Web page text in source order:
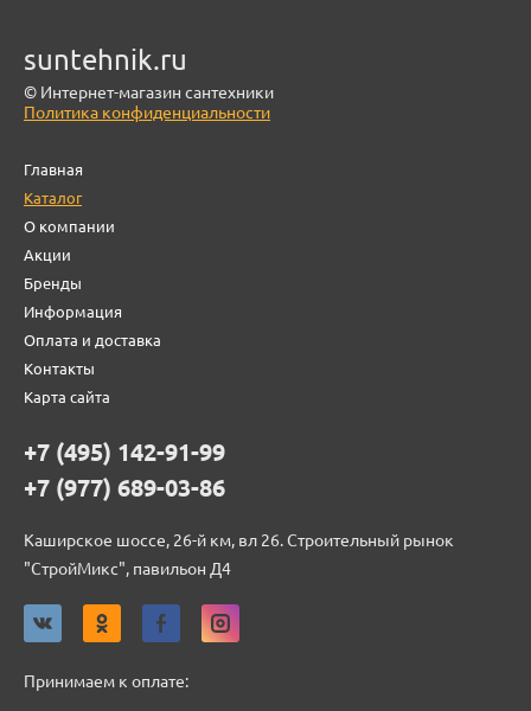
suntehnik.ru
© Интернет-магазин сантехники
Политика конфиденциальности
Главная
Каталог
О компании
Акции
Бренды
Информация
Оплата и доставка
Контакты
Карта сайта
+7 (495) 142-91-99
+7 (977) 689-03-86
Каширское шоссе, 26-й км, вл 26. Строительный рынок
"СтройМикс", павильон Д4
Принимаем к оплате: